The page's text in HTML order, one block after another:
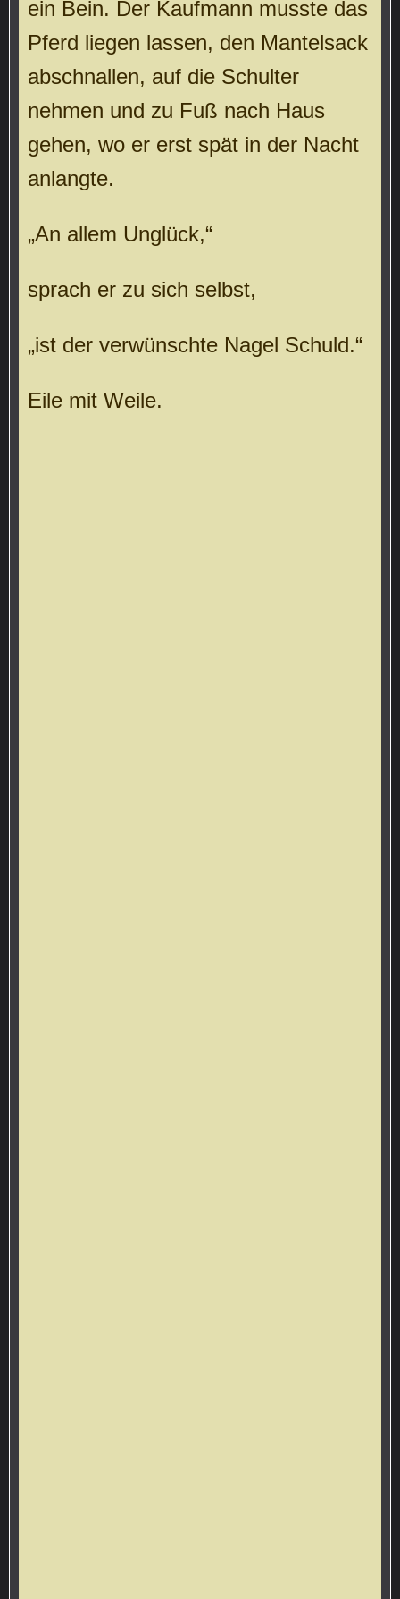
ein Bein. Der Kaufmann musste das
Pferd liegen lassen, den Mantelsack
abschnallen, auf die Schulter
nehmen und zu Fuß nach Haus
gehen, wo er erst spät in der Nacht
anlangte.
„An allem Unglück,“
sprach er zu sich selbst,
„ist der verwünschte Nagel Schuld.“
Eile mit Weile.